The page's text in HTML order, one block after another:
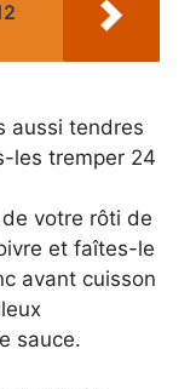
aussi tendres
les tremper 24
de votre rôti de
et faîtes-le
avant cuisson
sauce.